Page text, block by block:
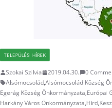
TELEPÜLÉSI HÍREK
Szokai Szilvia 2019.04.30.
0
Alsómocsolád,Alsómocsolád Község
Egerág Község Önkormányzata,Európai
Harkány Város Önkormányzata,Hird,